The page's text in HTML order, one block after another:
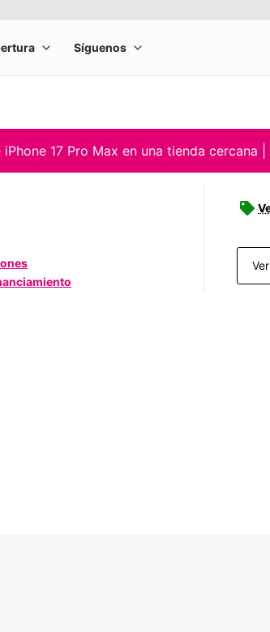
17 Pro Max en una tienda cercana